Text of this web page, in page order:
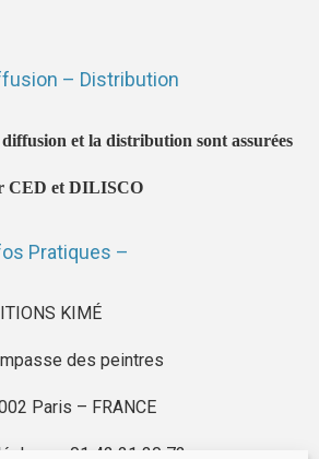
– Distribution
diffusion et la distribution sont assurées
CED et DILISCO
Pratiques –
KIMÉ
des peintres
Paris – FRANCE
: 01 42 21 30 72